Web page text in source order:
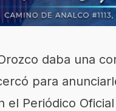
daba una
para
el Periódico